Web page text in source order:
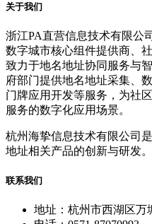
关于我们
浙江PA直营信息技术有限公
数字城市核心组件提供商、
致力于地名地址协同服务与
府部门提供地名地址采集、
门牌应用开发等服务，为社
服务的数字化应用场景。
杭州海挚信息技术有限公司
地址相关产品的创新与研发。
联系我们
地址：杭州市西湖区万